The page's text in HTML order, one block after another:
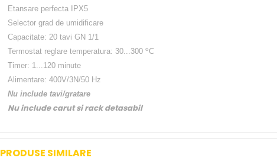
Etansare perfecta IPX5
Selector grad de umidificare
Capacitate: 20 tavi GN 1/1
Termostat reglare temperatura: 30...300 oC
Timer: 1...120 minute
Alimentare: 400V/3N/50 Hz
Nu include tavi/gratare
Nu include carut si rack detasabil
PRODUSE SIMILARE